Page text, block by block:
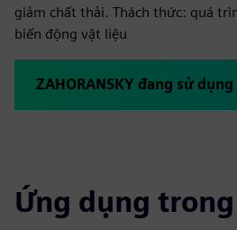
giảm chất thải. Thách thức: quá
biến động vật liệu
Ứng dụng